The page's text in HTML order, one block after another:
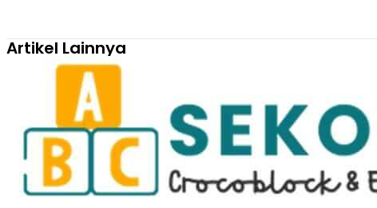
Artikel Lainnya